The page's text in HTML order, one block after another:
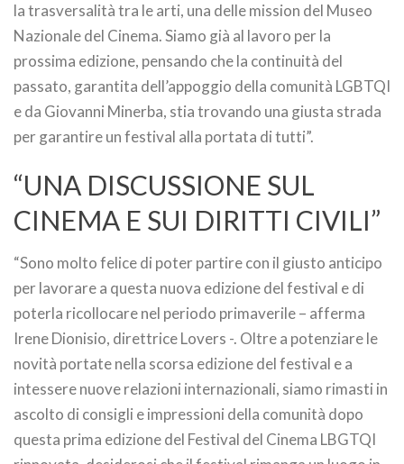
la trasversalità tra le arti, una delle mission del Museo
Nazionale del Cinema. Siamo già al lavoro per la
prossima edizione, pensando che la continuità del
passato, garantita dell’appoggio della comunità LGBTQI
e da Giovanni Minerba, stia trovando una giusta strada
per garantire un festival alla portata di tutti”.
“UNA DISCUSSIONE SUL
CINEMA E SUI DIRITTI CIVILI”
“Sono molto felice di poter partire con il giusto anticipo
per lavorare a questa nuova edizione del festival e di
poterla ricollocare nel periodo primaverile – afferma
Irene Dionisio, direttrice Lovers -. Oltre a potenziare le
novità portate nella scorsa edizione del festival e a
intessere nuove relazioni internazionali, siamo rimasti in
ascolto di consigli e impressioni della comunità dopo
questa prima edizione del Festival del Cinema LBGTQI